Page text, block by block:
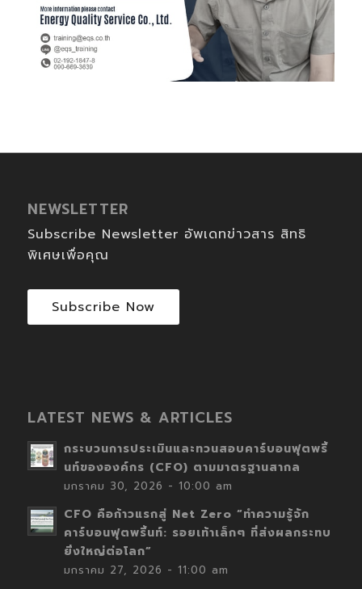
NEWSLETTER
Subscribe Newsletter อัพเดทข่าวสาร สิทธิ
พิเศษเพื่อคุณ
Subscribe Now
LATEST NEWS & ARTICLES
กระบวนการประเมินและทวนสอบคาร์บอนฟุตพริ้
นท์ขององค์กร (CFO) ตามมาตรฐานสากล
มกราคม 30, 2026 - 10:00 am
CFO คือก้าวแรกสู่ Net Zero “ทำความรู้จัก
คาร์บอนฟุตพริ้นท์: รอยเท้าเล็กๆ ที่ส่งผลกระทบ
ยิ่งใหญ่ต่อโลก”
มกราคม 27, 2026 - 11:00 am